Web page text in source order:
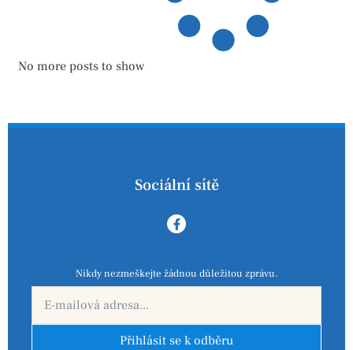
No more posts to show
Sociální sítě
Nikdy nezmeškejte žádnou důležitou zprávu.
Přihlásit se k odběru